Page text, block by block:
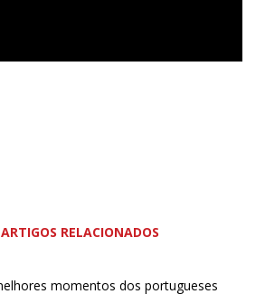
ARTIGOS RELACIONADOS